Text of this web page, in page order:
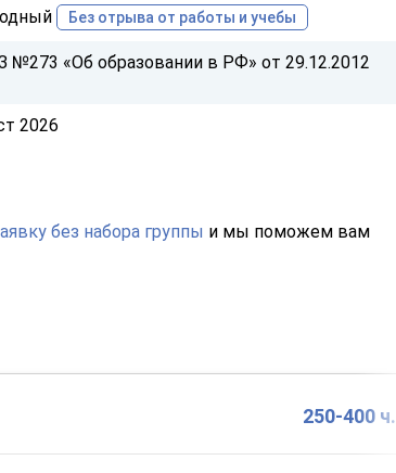
Без отрыва от работы и учебы
№273 «Об образовании в РФ» от 29.12.2012
2026
без набора группы и мы поможем вам
250-400 ч.